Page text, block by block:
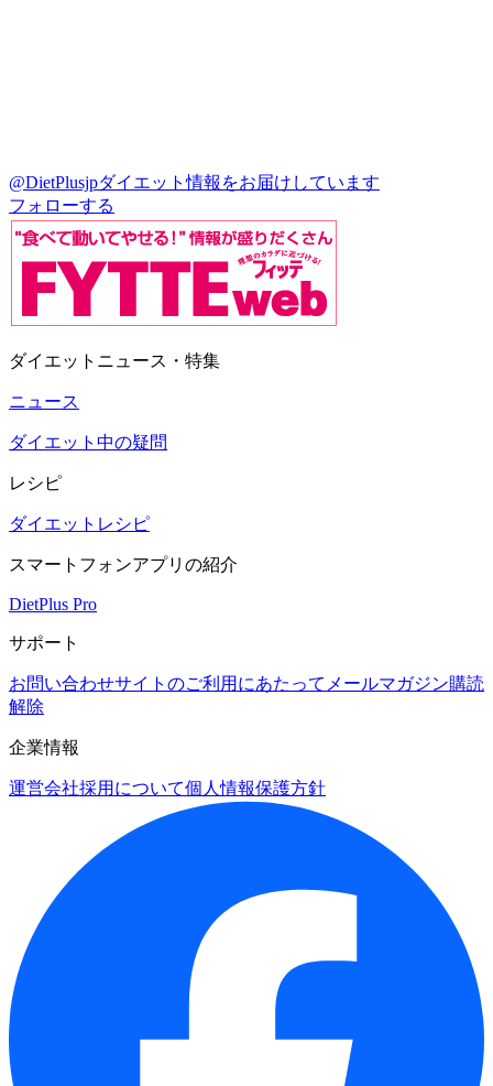
@DietPlusjpダイエット情報をお届けしています
フォローする
ダイエットニュース・特集
ニュース
ダイエット中の疑問
レシピ
ダイエットレシピ
スマートフォンアプリの紹介
DietPlus Pro
サポート
お問い合わせサイトのご利用にあたって メールマガジン購読
解除
企業情報
運営会社採用について個人情報保護方針